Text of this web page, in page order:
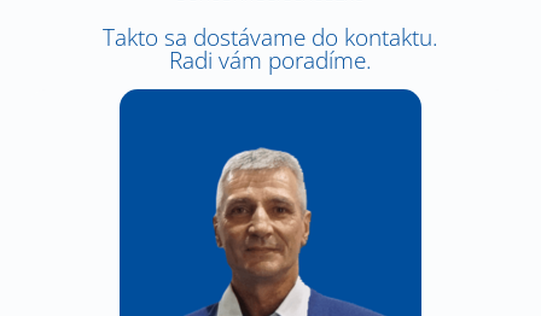
Takto sa dostávame do kontaktu.
Radi vám poradíme.